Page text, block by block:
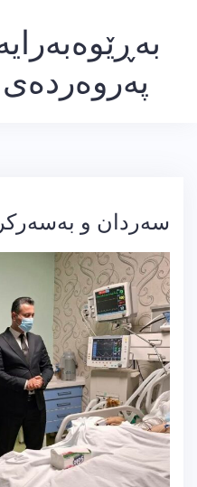
سەردان و